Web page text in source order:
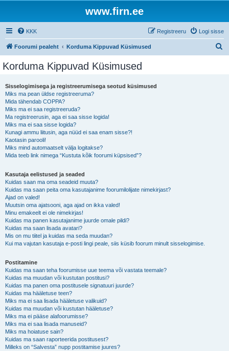
www.firn.ee
KKK Logi sisse
Registreeru
Foorumi pealeht Korduma Kippuvad Küsimused
Korduma Kippuvad Küsimused
Sisselogimisega ja registreerumisega seotud küsimused
Miks ma pean üldse registreeruma?
Mida tähendab COPPA?
Miks ma ei saa registreeruda?
Ma registreerusin, aga ei saa sisse logida!
Miks ma ei saa sisse logida?
Kunagi ammu liitusin, aga nüüd ei saa enam sisse?!
Kaotasin parooli!
Miks mind automaatselt välja logitakse?
Mida teeb link nimega “Kustuta kõik foorumi küpsised”?
Kasutaja eelistused ja seaded
Kuidas saan ma oma seadeid muuta?
Kuidas ma saan peita oma kasutajanime foorumilolijate nimekirjast?
Ajad on valed!
Muutsin oma ajatsooni, aga ajad on ikka valed!
Minu emakeelt ei ole nimekirjas!
Kuidas ma panen kasutajanime juurde omale pildi?
Kuidas ma saan lisada avatari?
Mis on mu tiitel ja kuidas ma seda muudan?
Kui ma vajutan kasutaja e-posti lingi peale, siis küsib foorum minult sisselogimise.
Postitamine
Kuidas ma saan teha foorumisse uue teema või vastata teemale?
Kuidas ma muudan või kustutan postitusi?
Kuidas ma panen oma postitusele signatuuri juurde?
Kuidas ma hääletuse teen?
Miks ma ei saa lisada hääletuse valikuid?
Kuidas ma muudan või kustutan hääletuse?
Miks ma ei pääse alafoorumisse?
Miks ma ei saa lisada manuseid?
Miks ma hoiatuse sain?
Kuidas ma saan raporteerida postitusest?
Milleks on “Salvesta” nupp postitamise juures?